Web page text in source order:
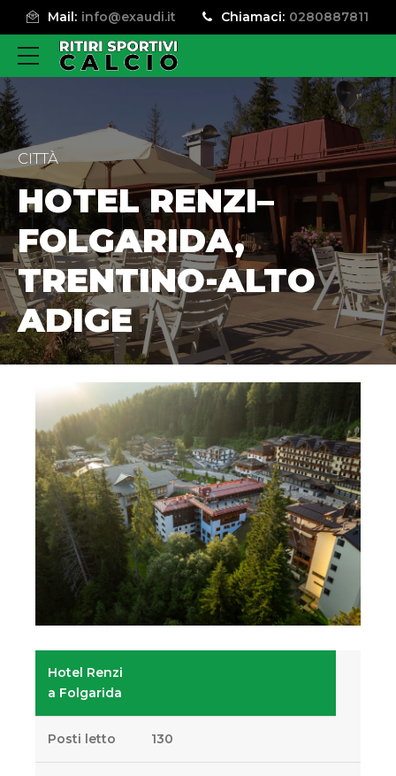
Mail: info@exaudi.it Chiamaci: 0280887811
CITTÀ
HOTEL RENZI–
FOLGARIDA,
TRENTINO-ALTO
ADIGE
Hotel Renzi
a Folgarida
Posti letto 130